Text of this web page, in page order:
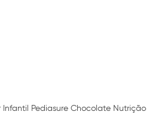
Pediasure Chocolate Nutrição